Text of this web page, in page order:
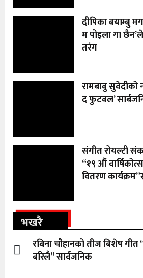
दीपिका बयाम्बु
म पोइला गा
तरंग
रामबाबु सुवेदीको
द फुटबल’
संगीत रोयल्टी
“१९ औं
वितरण
भखरै
रबिना चौहानको तीज बिशेष
बरिलै” सार्वजनिक